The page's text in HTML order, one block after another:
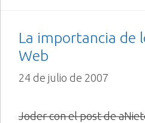
La importancia de
Web
24 de julio de 2007
Joder con el post de